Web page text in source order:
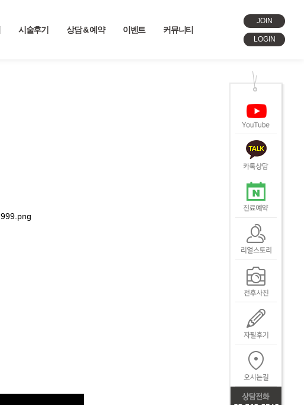
시술후기 상담 & 예약 이벤트 커뮤니티
JOIN
LOGIN